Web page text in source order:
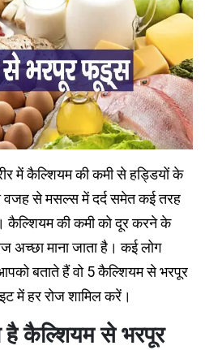
में कैल्शियम की कमी से हड्डियों के
से मसल्स में दर्द समेत कई तरह
कैल्शियम की कमी को दूर करने के
अच्छा माना जाता है। कई लोग
बताते हैं वो 5 कैल्शियम से भरपूर
में हर रोज शामिल करें।
है कैल्शियम से भरपूर